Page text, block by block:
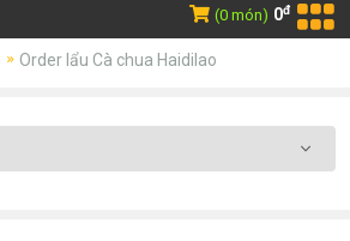
(0 món) 0đ
Order lẩu Cà chua Haidilao